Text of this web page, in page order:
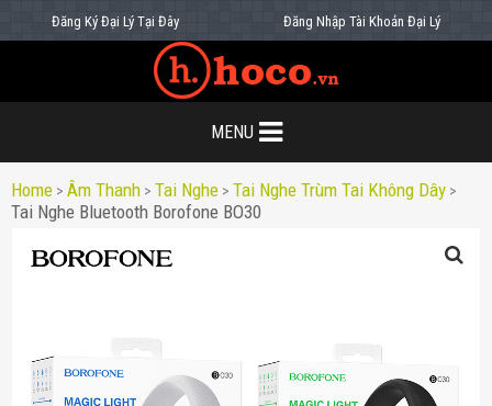
Đăng Ký Đại Lý Tại Đây Đăng Nhập Tài Khoản Đại Lý
MENU
Home > Âm Thanh > Tai Nghe > Tai Nghe Trùm Tai Không Dây >
Tai Nghe Bluetooth Borofone BO30